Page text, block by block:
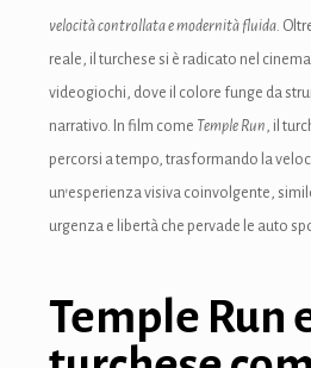
velocità controllata e modernità fluida.
reale, il turchese si è radicato nel
videogiochi, dove il colore funge da
narrativo. In film come Temple Run, il
percorsi a tempo, trasformando la
un’esperienza visiva coinvolgente,
urgenza e libertà che pervade le auto
Temple Run